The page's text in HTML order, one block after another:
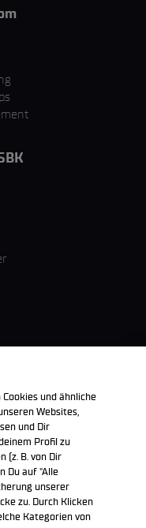
herunterladen
und ähnliche
Websites,
und Dir
Profil zu
(z. B. von Dir
Du auf "Alle
unserer
zu. Durch Klicken
Kategorien von